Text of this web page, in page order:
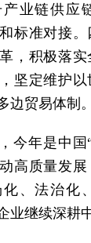
业链供应
标准对接
，积极落
坚定维护
边贸易体制。
今年是中国
高质量发
、法治化
业继续深耕